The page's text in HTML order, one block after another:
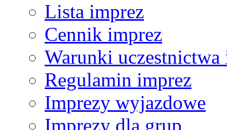
Lista imprez
Cennik imprez
Warunki uczestnictwa
Regulamin imprez
Imprezy wyjazdowe
Imprezy dla grup